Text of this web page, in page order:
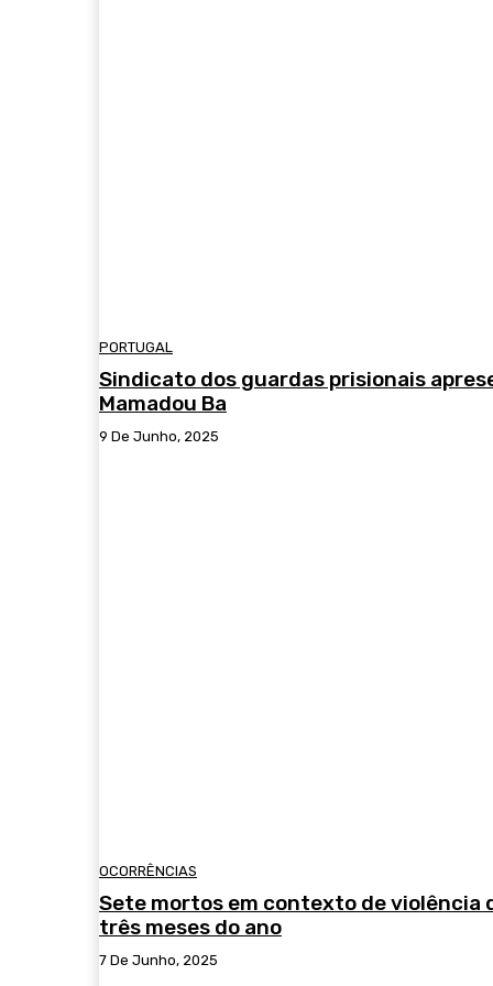
PORTUGAL
Sindicato dos guardas prisionais
Mamadou Ba
9 De Junho, 2025
OCORRÊNCIAS
Sete mortos em contexto de violência
três meses do ano
7 De Junho, 2025